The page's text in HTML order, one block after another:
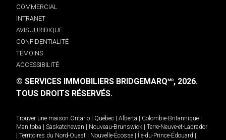
COMMERCIAL
INTRANET
AVIS JURIDIQUE
CONFIDENTIALITÉ
TÉMOINS
ACCESSIBILITÉ
© SERVICES IMMOBILIERS BRIDGEMARQMD, 2026.
TOUS DROITS RÉSERVÉS.
Trouver une maison Ontario Québec Alberta Colombie-Britannique
Manitoba
Saskatchewan Nouveau-Brunswick
Terre-Neuve-et-Labrador
Territoires du Nord-Ouest Nouvelle-Écosse Île-du-Prince-Édouard